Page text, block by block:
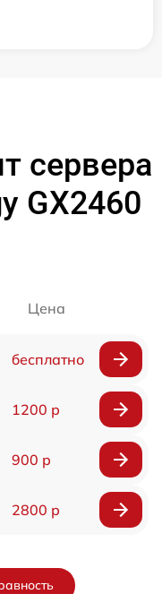
сервера
GX2460
Цена
бесплатно
1200 р
900 р
2800 р